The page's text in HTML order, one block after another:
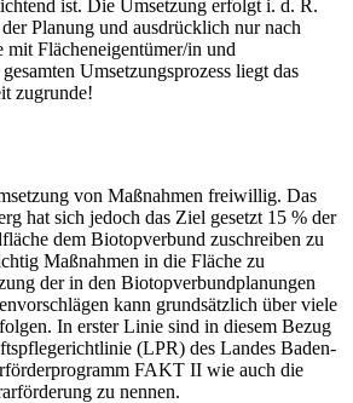
ist. Die Umsetzung erfolgt i. d. R.
Planung und ausdrücklich nur nach
mit Flächeneigentümer/in und
Umsetzungsprozess liegt das
zugrunde!
von Maßnahmen freiwillig. Das
hat sich jedoch das Ziel gesetzt 15 % der
dem Biotopverbund zuschreiben zu
Maßnahmen in die Fläche zu
der in den Biotopverbundplanungen
kann grundsätzlich über viele
In erster Linie sind in diesem Bezug
(LPR) des Landes Baden-
FAKT II wie auch die
zu nennen.